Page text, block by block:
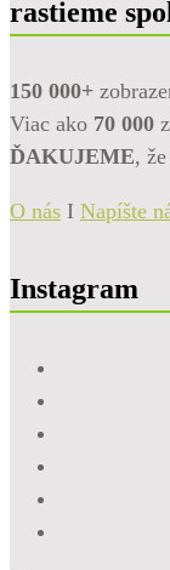
rastieme
150 000+
Viac ako 70 000
ĎAKUJEME,
O nás I Napíšte
Instagram